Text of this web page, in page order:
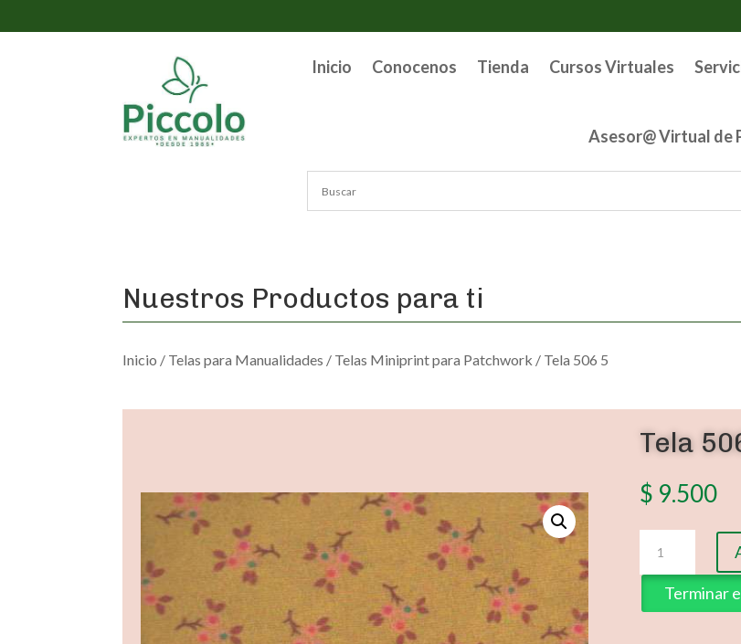
Inicio Conocenos Tienda Cursos Virtuales
Asesor@ Virtual de
Nuestros Productos para ti
Inicio / Telas para Manualidades / Telas Miniprint para Patchwork / Tela 506 5
Tela
$ 9.500
506
5
cantidadTerminar